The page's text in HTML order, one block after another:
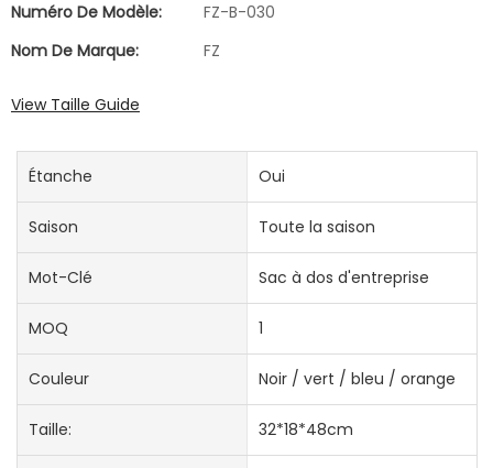
Numéro De Modèle:
FZ-B-030
Nom De Marque:
FZ
View Taille Guide
Étanche Oui
Saison Toute la saison
Mot-Clé Sac à dos d'entreprise
MOQ 1
Couleur Noir / vert / bleu / orange
Taille: 32*18*48cm